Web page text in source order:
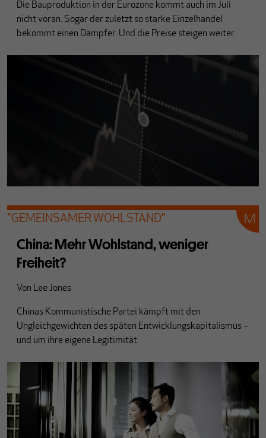
Die Bauproduktion in der Eurozone kommt auch im Juli
nicht voran. Sogar der zuletzt so starke Einzelhandel
bekommt einen Dämpfer. Und die Preise steigen weiter.
"GEMEINSAMER WOHLSTAND”
China: Mehr Wohlstand, weniger
Freiheit?
Von Lee Jones
Chinas Kommunistische Partei kämpft mit den
Ungleichgewichten des späten Entwicklungskapitalismus –
und um ihre eigene Legitimität.